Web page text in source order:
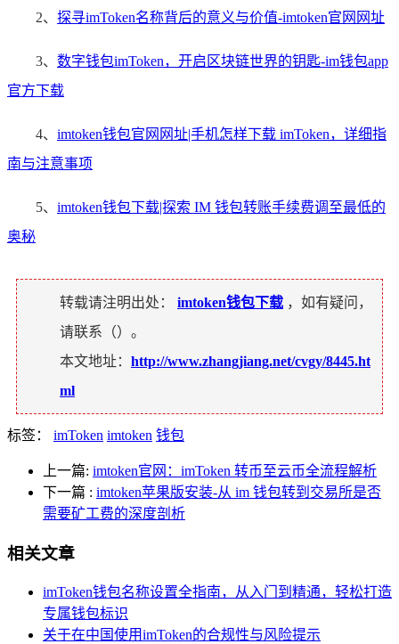
2、 探寻imToken名称背后的意义与价值-imtoken官网网址
3、 数字钱包imToken，开启区块链世界的钥匙-im钱包app
官方下载
4、 imtoken钱包官网网址|手机怎样下载 imToken，详细指
南与注意事项
5、 imtoken钱包下载|探索 IM 钱包转账手续费调至最低的
奥秘
转载请注明出处： imtoken钱包下载 ，如有疑问，
请联系（）。
本文地址： http://www.zhangjiang.net/cvgy/8445.ht
ml
标签： imToken imtoken 钱包
上一篇: imtoken官网：imToken 转币至云币全流程解析
下一篇 : imtoken苹果版安装-从 im 钱包转到交易所是否
需要矿工费的深度剖析
相关文章
imToken钱包名称设置全指南，从入门到精通，轻松打造
专属钱包标识
关于在中国使用imToken的合规性与风险提示